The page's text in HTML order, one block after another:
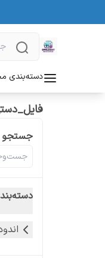
دسته‌بندی
جستجو